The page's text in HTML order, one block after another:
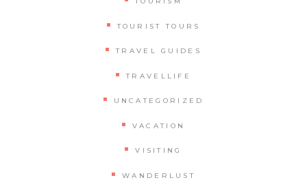
TOURIST TOURS
TRAVEL GUIDES
TRAVELLIFE
UNCATEGORIZED
VACATION
VISITING
WANDERLUST